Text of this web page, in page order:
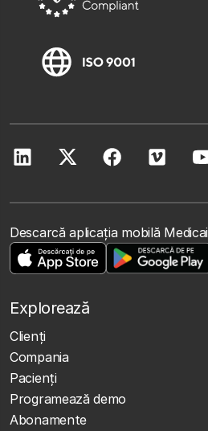
Descarcă aplicația mobilă Medicai
Explorează
Clienţi
Compania
Pacienți
Programează demo
Abonamente